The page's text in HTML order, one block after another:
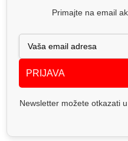
Primajte na email
PRIJAVA
Newsletter možete otkazati